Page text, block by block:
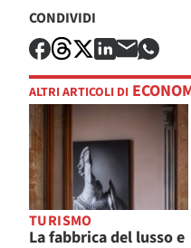
CONDIVIDI
ALTRI ARTICOLI DI
TURISMO
La fabbrica del lusso e